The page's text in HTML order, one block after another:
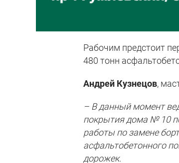
Рабочим предстоит
480 тонн
Андрей Кузнецов,
– В данный момент
покрытия дома № 10
работы по замене
асфальтобетонного
дорожек.